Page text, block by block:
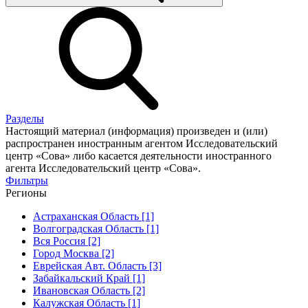
Разделы
Настоящий материал (информация) произведен и (или)
распространен иностранным агентом Исследовательский
центр «Сова» либо касается деятельности иностранного
агента Исследовательский центр «Сова».
Фильтры
Регионы
Астраханская Область [1]
Волгоградская Область [1]
Вся Россия [2]
Город Москва [2]
Еврейская Авт. Область [3]
Забайкальский Край [1]
Ивановская Область [2]
Калужская Область [1]